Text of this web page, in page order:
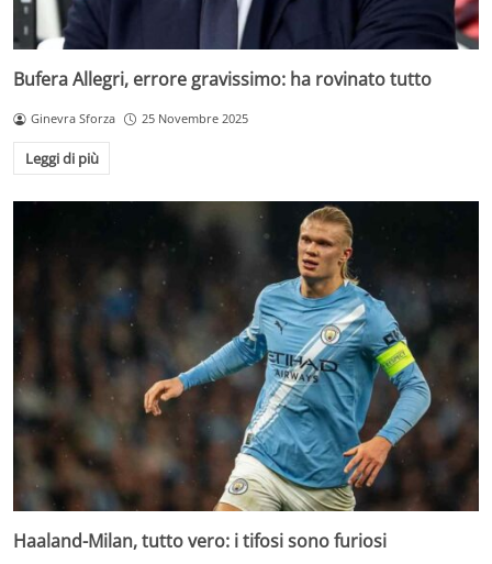
Bufera Allegri, errore gravissimo: ha rovinato tutto
Ginevra Sforza 25 Novembre 2025
Leggi di più
Haaland-Milan, tutto vero: i tifosi sono furiosi